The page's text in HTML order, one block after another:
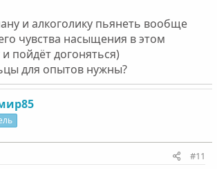
и алкоголику пьянеть вообще
чувства насыщения в этом
пойдёт догоняться)
для опытов нужны?
#11